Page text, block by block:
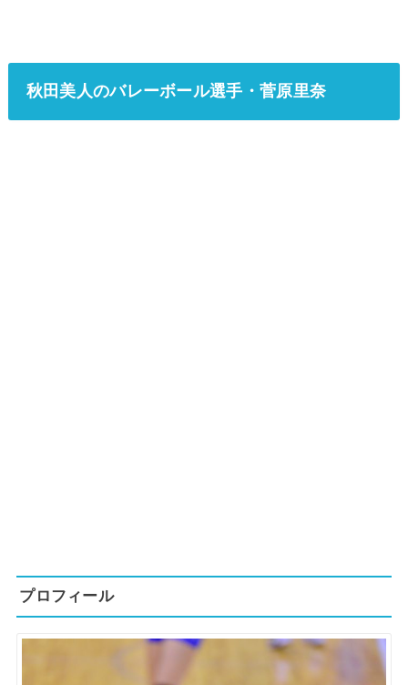
秋田美人のバレーボール選手・菅原里奈
プロフィール